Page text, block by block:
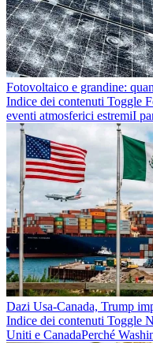
Fotovoltaico e grandine:
Indice dei contenuti Toggle
eventi atmosferici estremiI
Dazi Usa-Canada, Trump
Indice dei contenuti Toggle
Uniti e CanadaPerché